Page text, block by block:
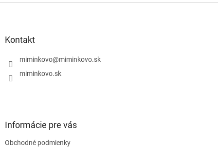
Kontakt
miminkovo@miminkovo.sk
miminkovo.sk
Informácie pre vás
Obchodné podmienky